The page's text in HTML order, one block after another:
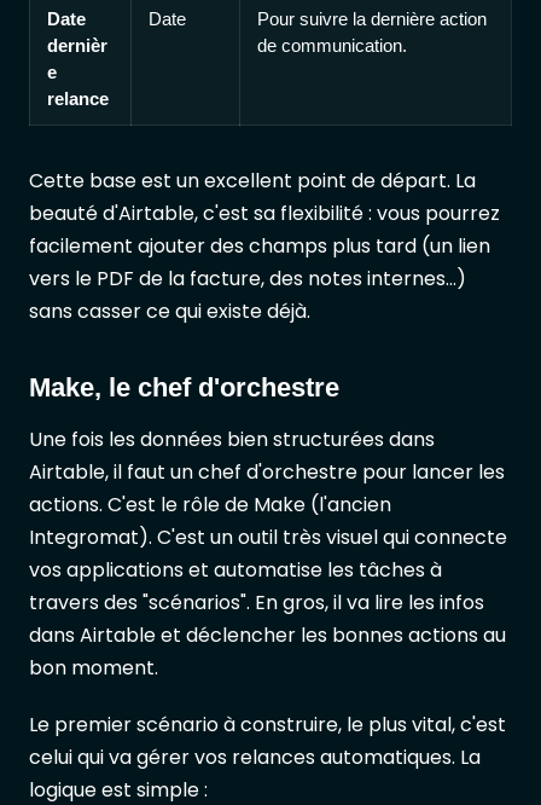
Date
dernièr
e
relance
Date
Pour suivre la dernière action
de communication.
Cette base est un excellent point de départ. La
beauté d'Airtable, c'est sa flexibilité : vous pourrez
facilement ajouter des champs plus tard (un lien
vers le PDF de la facture, des notes internes...)
sans casser ce qui existe déjà.
Make, le chef d'orchestre
Une fois les données bien structurées dans
Airtable, il faut un chef d'orchestre pour lancer les
actions. C'est le rôle de Make (l'ancien
Integromat). C'est un outil très visuel qui connecte
vos applications et automatise les tâches à
travers des "scénarios". En gros, il va lire les infos
dans Airtable et déclencher les bonnes actions au
bon moment.
Le premier scénario à construire, le plus vital, c'est
celui qui va gérer vos relances automatiques. La
logique est simple :